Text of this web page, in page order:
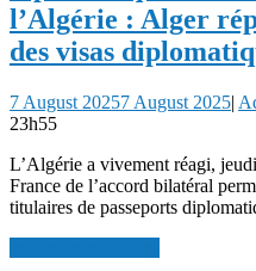
l’Algérie : Alger
des visas
7 August 20257 August 2025|
23h55
L’Algérie a vivement réagi, jeudi 7 août, à la suspension par la
France de l’accord bilatéral
titulaires de passeports